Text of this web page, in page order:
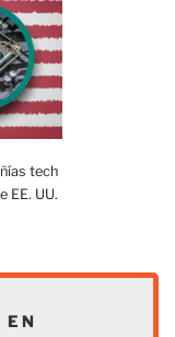
tech
EE. UU.
EN